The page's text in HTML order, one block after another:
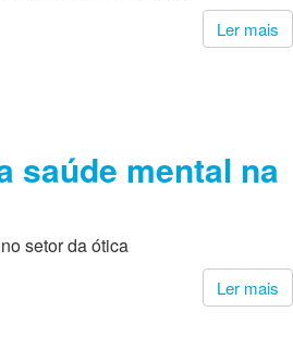
Ler mais
saúde mental na
setor da ótica
Ler mais